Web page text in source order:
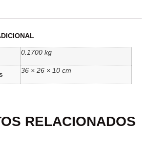
0.1700 kg
36 × 26 × 10 cm
RELACIONADOS